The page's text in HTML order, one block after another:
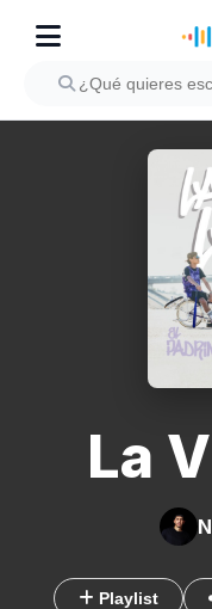
La
Playlist